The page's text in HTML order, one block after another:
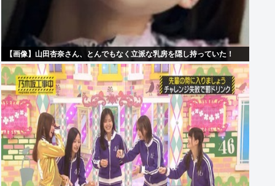
【画像】山田杏奈さん、とんでもなく立派な乳房を隠し持っていた！